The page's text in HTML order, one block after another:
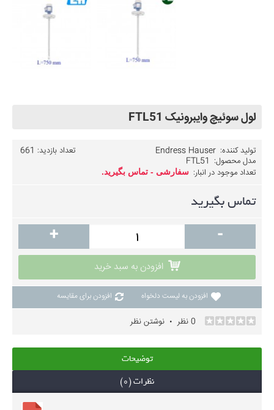
لول سوئیچ وایبرونیک FTL51
تعداد بازدید: 661 تولید کننده: Endress Hauser
مدل محصول: FTL51
تعداد موجود در انبار: سفارشی - تماس بگیرید.
تماس بگیرید
-
+
افزودن به سبد خرید
افزودن به لیست دلخواه افزودن برای مقایسه
0 نظر • نوشتن نظر
توضیحات
نظرات (0)